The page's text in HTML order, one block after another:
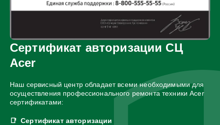
Сертификат авторизации СЦ
Acer
Наш сервисный центр обладает всеми необходимыми для
осуществления профессионального ремонта техники Acer
сертификатами:
Сертификат авторизации